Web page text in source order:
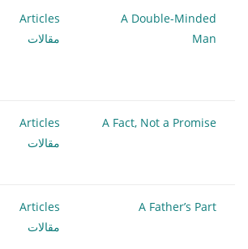
A Double-Minded
Man
Articles
مقالات
A Fact, Not a Promise
Articles
مقالات
A Father’s Part
Articles
مقالات